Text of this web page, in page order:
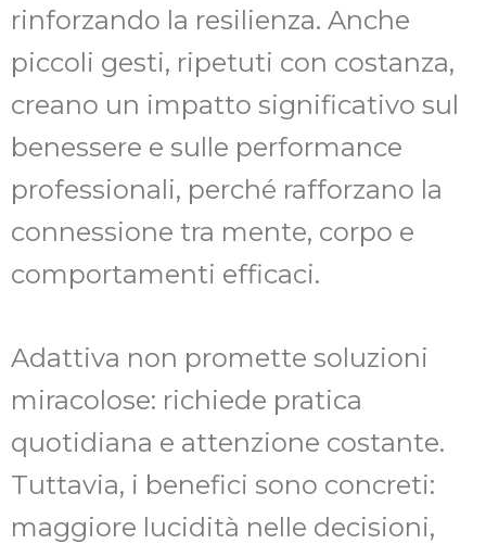
rinforzando la resilienza. Anche
piccoli gesti, ripetuti con costanza,
creano un impatto significativo sul
benessere e sulle performance
professionali, perché rafforzano la
connessione tra mente, corpo e
comportamenti efficaci.
Adattiva non promette soluzioni
miracolose: richiede pratica
quotidiana e attenzione costante.
Tuttavia, i benefici sono concreti:
maggiore lucidità nelle decisioni,